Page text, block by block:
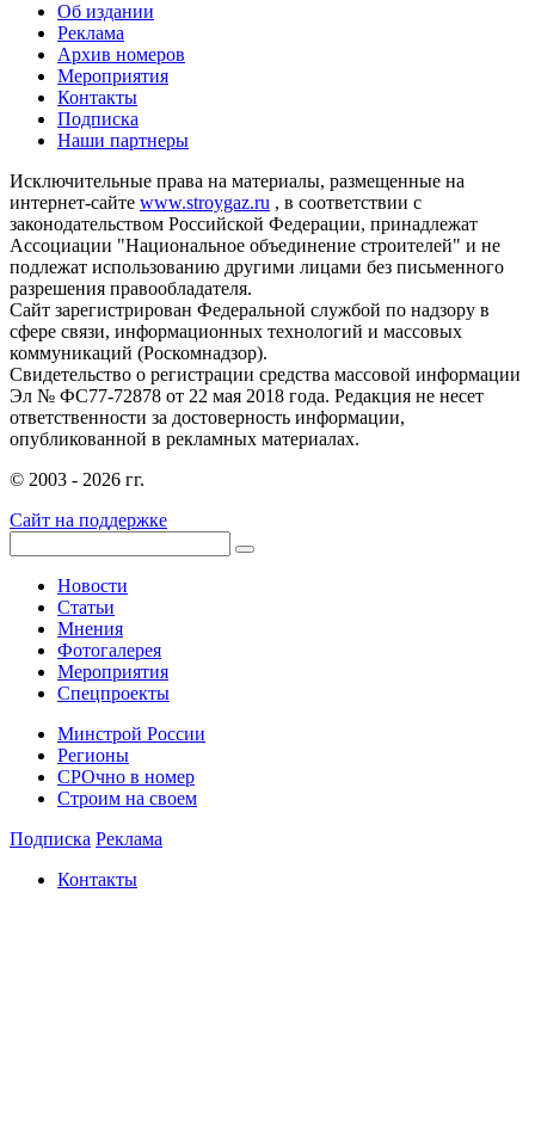
Об издании
Реклама
Архив номеров
Мероприятия
Контакты
Подписка
Наши партнеры
Исключительные права на материалы, размещенные на
интернет-сайте www.stroygaz.ru , в соответствии с
законодательством Российской Федерации, принадлежат
Ассоциации "Национальное объединение строителей" и не
подлежат использованию другими лицами без письменного
разрешения правообладателя.
Сайт зарегистрирован Федеральной службой по надзору в
сфере связи, информационных технологий и массовых
коммуникаций (Роскомнадзор).
Свидетельство о регистрации средства массовой информации
Эл № ФС77-72878 от 22 мая 2018 года. Редакция не несет
ответственности за достоверность информации,
опубликованной в рекламных материалах.
© 2003 - 2026 гг.
Сайт на поддержке
Новости
Статьи
Мнения
Фотогалерея
Мероприятия
Спецпроекты
Минстрой России
Регионы
СРОчно в номер
Строим на своем
Подписка Реклама
Контакты